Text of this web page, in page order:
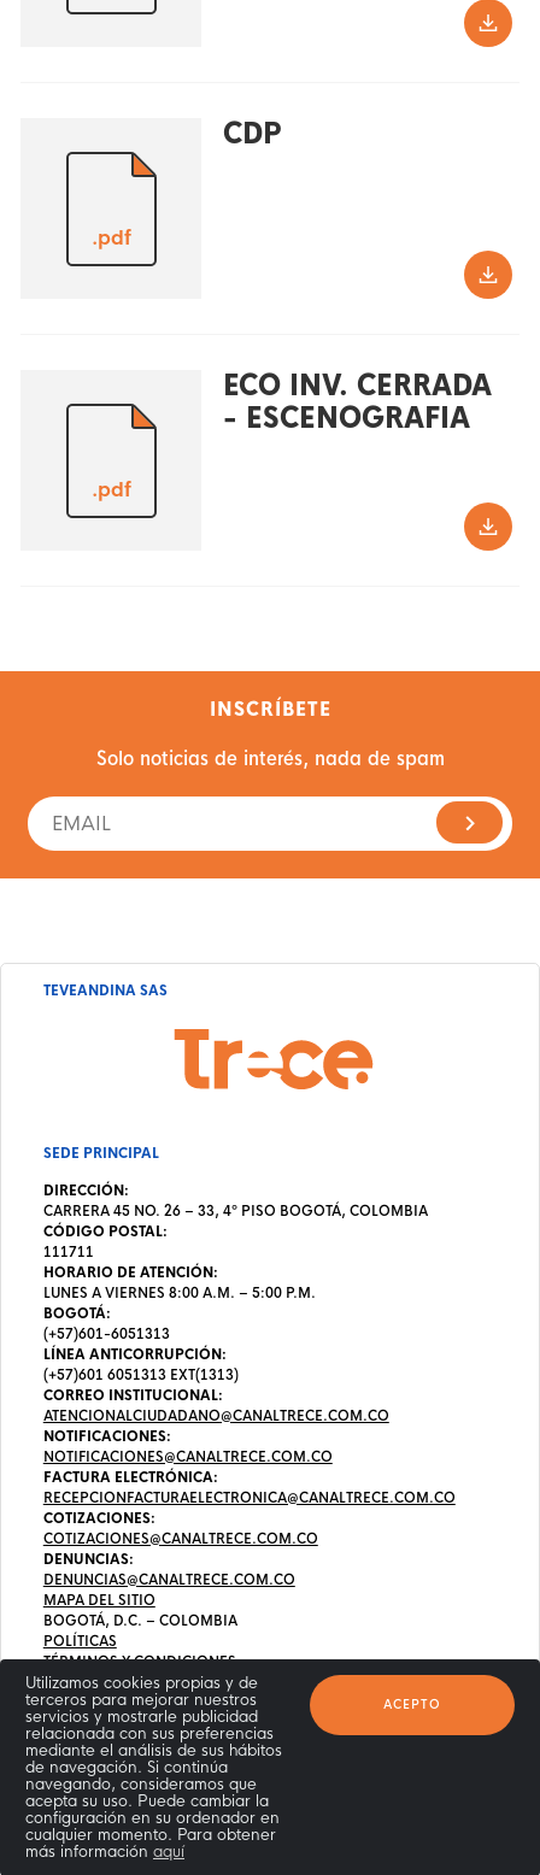
Utilizamos cookies propias y de
terceros para mejorar nuestros
servicios y mostrarle publicidad
relacionada con sus preferencias
mediante el análisis de sus hábitos
de navegación. Si continúa
navegando, consideramos que
acepta su uso. Puede cambiar la
configuración en su ordenador en
cualquier momento. Para obtener
más información aquí
ACEPTO
.pdf
CDP
.pdf
ECO INV. CERRADA
- ESCENOGRAFIA
INSCRÍBETE
Solo noticias de interés, nada de spam
TEVEANDINA SAS
SEDE PRINCIPAL
DIRECCIÓN:
CARRERA 45 NO. 26 – 33, 4º PISO BOGOTÁ, COLOMBIA
CÓDIGO POSTAL:
111711
HORARIO DE ATENCIÓN:
LUNES A VIERNES 8:00 A.M. – 5:00 P.M.
BOGOTÁ:
(+57)601-6051313
LÍNEA ANTICORRUPCIÓN:
(+57)601 6051313 EXT(1313)
CORREO INSTITUCIONAL:
ATENCIONALCIUDADANO@CANALTRECE.COM.CO
NOTIFICACIONES:
NOTIFICACIONES@CANALTRECE.COM.CO
FACTURA ELECTRÓNICA:
RECEPCIONFACTURAELECTRONICA@CANALTRECE.COM.CO
COTIZACIONES:
COTIZACIONES@CANALTRECE.COM.CO
DENUNCIAS:
DENUNCIAS@CANALTRECE.COM.CO
MAPA DEL SITIO
BOGOTÁ, D.C. – COLOMBIA
POLÍTICAS
TÉRMINOS Y CONDICIONES